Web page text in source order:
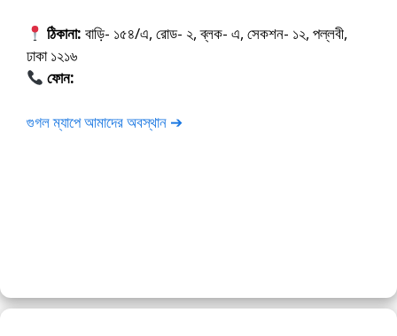
ঠিকানা: বাড়ি- ১৫৪/এ, রোড- ২, ব্লক- এ, সেকশন- ১২, পল্লবী,
ঢাকা ১২১৬
ফোন:
গুগল ম্যাপে আমাদের অবস্থান ➔